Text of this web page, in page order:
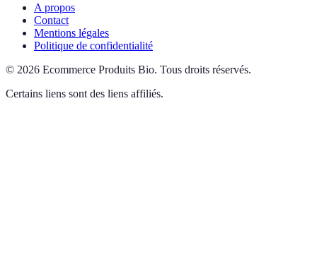
A propos
Contact
Mentions légales
Politique de confidentialité
© 2026 Ecommerce Produits Bio. Tous droits réservés.
Certains liens sont des liens affiliés.